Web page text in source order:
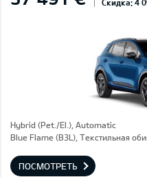
Скидка: 4
Hybrid (Pet./El.), Automatic
Blue Flame (B3L), Текстильная
ПОСМОТРЕТЬ